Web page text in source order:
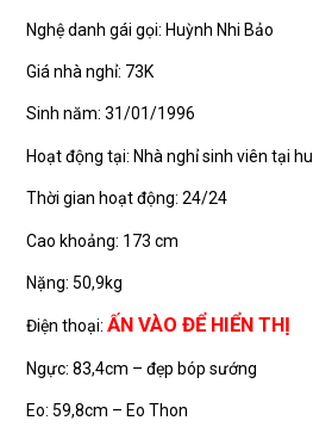
Nghệ danh gái gọi: Huỳnh Nhi Bảo
Giá nhà nghỉ: 73K
Sinh năm: 31/01/1996
Hoạt động tại: Nhà nghỉ sinh viên tại
Thời gian hoạt động: 24/24
Cao khoảng: 173 cm
Nặng: 50,9kg
Điện thoại:ẤN VÀO ĐỂ HIỂN THỊ
Ngực: 83,4cm – đẹp bóp sướng
Eo: 59,8cm – Eo Thon